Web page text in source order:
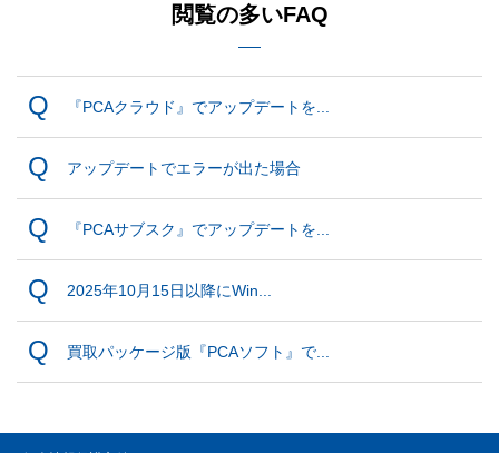
閲覧の多いFAQ
『PCAクラウド』でアップデートを...
アップデートでエラーが出た場合
『PCAサブスク』でアップデートを...
2025年10月15日以降にWin...
買取パッケージ版『PCAソフト』で...